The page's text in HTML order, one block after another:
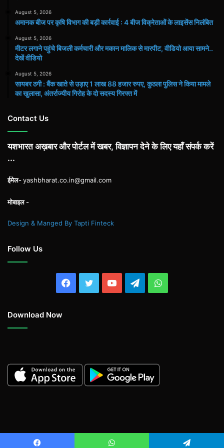
August 5, 2026
अमानक बीज पर कृषि विभाग की बड़ी कार्रवाई : 4 बीज विक्रेताओं के लाइसेंस निलंबित
August 5, 2026
मीटर लगाने पहुंचे बिजली कर्मचारी और मकान मालिक से मारपीट, वीडियो आया सामने..
देखें वीडियो
August 5, 2026
सायबर ठगी : बैंक खाते से उड़ाए 1 लाख 88 हजार रुपए, कुठला पुलिस ने किया मामले
का खुलासा, अंतर्राज्यीय गिरोह के दो सदस्य गिरफ्त में
Contact Us
यशभारत अख़बार और पोर्टल में खबर, विज्ञापन देने के लिए यहाँ संपर्क करें
...
ईमेल-yashbharat.co.in@gmail.com
मोबाइल -
Design & Manged By Tapti Finteck
Follow Us
Facebook
TwitterYouTubeTelegramWhatsApp
Download Now